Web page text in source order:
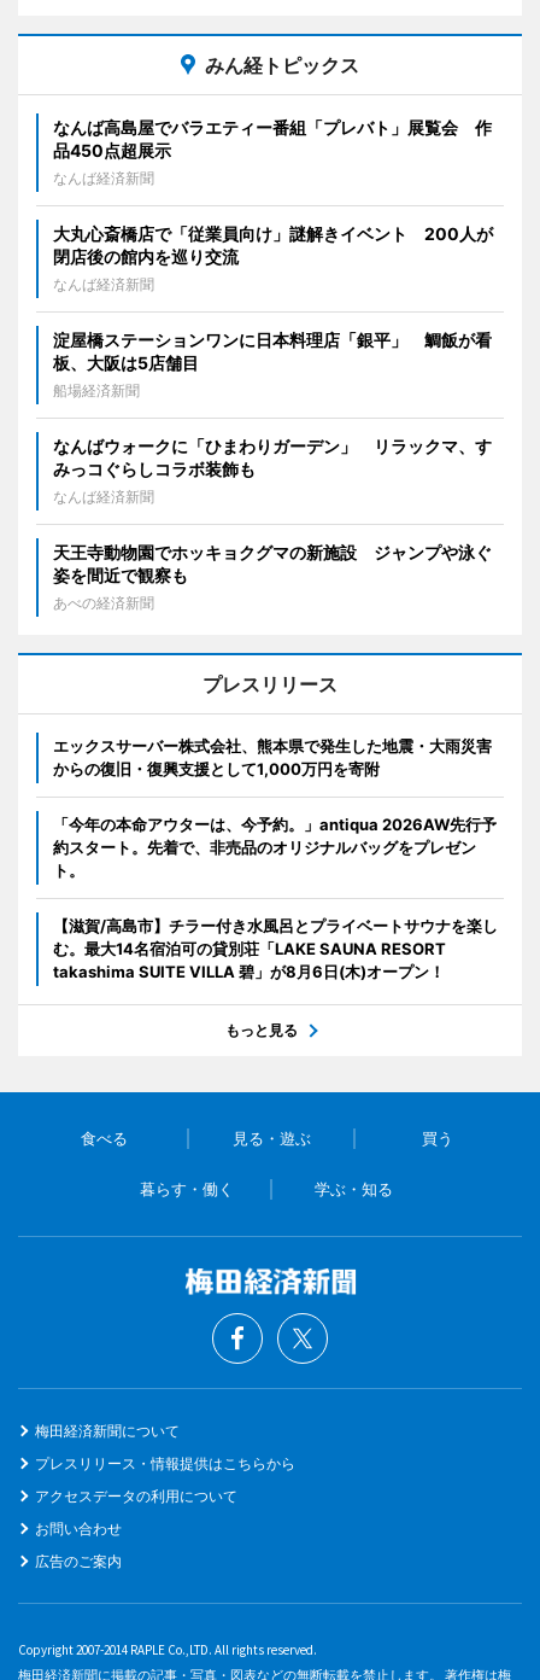
みん経トピックス
なんば高島屋でバラエティー番組「プレバト」展覧会 作
品450点超展示
なんば経済新聞
大丸心斎橋店で「従業員向け」謎解きイベント 200人が
閉店後の館内を巡り交流
なんば経済新聞
淀屋橋ステーションワンに日本料理店「銀平」 鯛飯が看
板、大阪は5店舗目
船場経済新聞
なんばウォークに「ひまわりガーデン」 リラックマ、す
みっコぐらしコラボ装飾も
なんば経済新聞
天王寺動物園でホッキョクグマの新施設 ジャンプや泳ぐ
姿を間近で観察も
あべの経済新聞
プレスリリース
エックスサーバー株式会社、熊本県で発生した地震・大雨災害
からの復旧・復興支援として1,000万円を寄附
「今年の本命アウターは、今予約。」antiqua 2026AW先行予
約スタート。先着で、非売品のオリジナルバッグをプレゼン
ト。
【滋賀/高島市】チラー付き水風呂とプライベートサウナを楽し
む。最大14名宿泊可の貸別荘「LAKE SAUNA RESORT
takashima SUITE VILLA 碧」が8月6日(木)オープン！
もっと見る
食べる 見る・遊ぶ 買う
暮らす・働く 学ぶ・知る
梅田経済新聞について
プレスリリース・情報提供はこちらから
アクセスデータの利用について
お問い合わせ
広告のご案内
Copyright 2007-2014 RAPLE Co.,LTD. All rights reserved.
梅田経済新聞に掲載の記事・写真・図表などの無断転載を禁止します。 著作権は梅